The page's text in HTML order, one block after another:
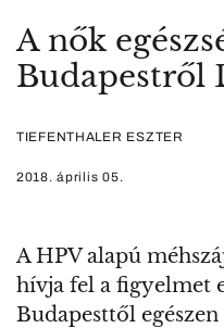
A nők
Budapestről
TIEFENTHALER ESZTER
2018. április 05.
A HPV alapú
hívja fel a figyelmet
Budapesttől